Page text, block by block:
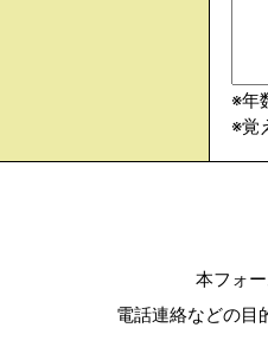
※年
※覚
本フォ
電話連絡などの目